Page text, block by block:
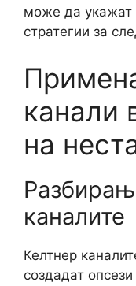
може да укажат
стратегии за
канали
на
каналите
Келтнер
создадат